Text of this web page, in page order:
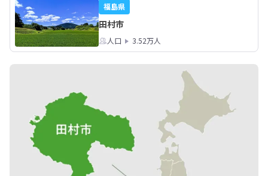
福島県
田村市
人口 3.52万人